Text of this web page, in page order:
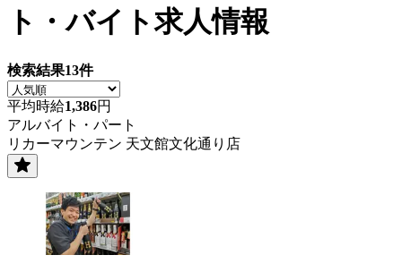
ト・バイト求人情報
検索結果13件
平均時給1,386円
アルバイト・パート
リカーマウンテン 天文館文化通り店